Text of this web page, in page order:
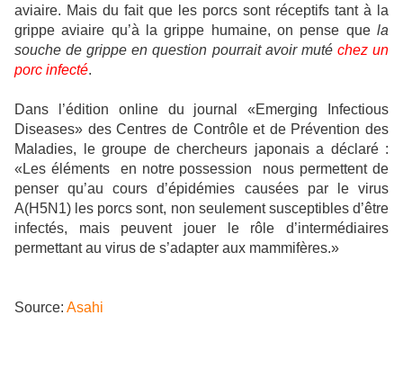
aviaire. Mais du fait que les porcs sont réceptifs tant à la
grippe aviaire qu’à la grippe humaine, on pense que la
souche de grippe en question pourrait avoir muté chez un
porc infecté.
Dans l’édition online du journal «Emerging Infectious
Diseases» des Centres de Contrôle et de Prévention des
Maladies, le groupe de chercheurs japonais a déclaré :
«Les éléments en notre possession nous permettent de
penser qu’au cours d’épidémies causées par le virus
A(H5N1) les porcs sont, non seulement susceptibles d’être
infectés, mais peuvent jouer le rôle d’intermédiaires
permettant au virus de s’adapter aux mammifères.»
Source: Asahi